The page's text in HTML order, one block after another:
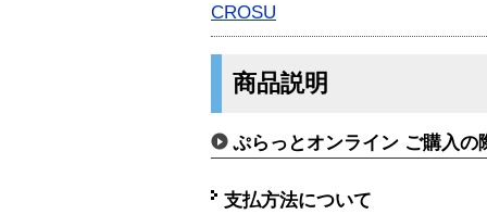
CROSU
商品説明
ぷらっとオンライン ご購入の
支払方法について